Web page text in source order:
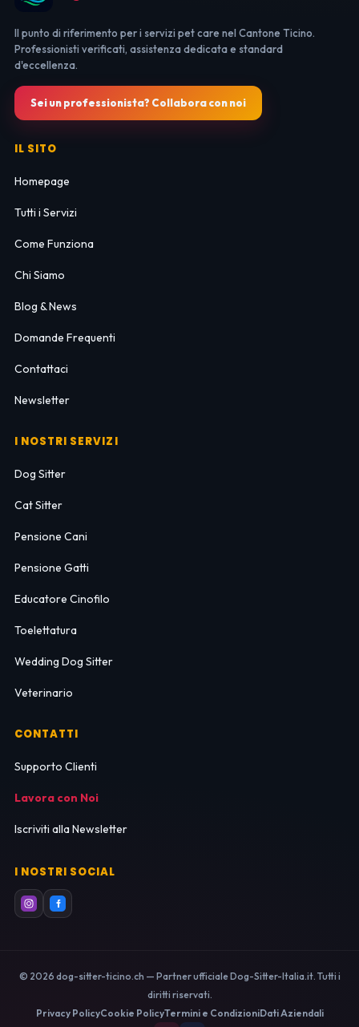
Il punto di riferimento per i servizi pet care nel Cantone Ticino.
Professionisti verificati, assistenza dedicata e standard
d'eccellenza.
Sei un professionista? Collabora con noi
IL SITO
Homepage
Tutti i Servizi
Come Funziona
Chi Siamo
Blog & News
Domande Frequenti
Contattaci
Newsletter
I NOSTRI SERVIZI
Dog Sitter
Cat Sitter
Pensione Cani
Pensione Gatti
Educatore Cinofilo
Toelettatura
Wedding Dog Sitter
Veterinario
CONTATTI
Supporto Clienti
Lavora con Noi
Iscriviti alla Newsletter
I NOSTRI SOCIAL
© 2026 dog-sitter-ticino.ch — Partner ufficiale Dog-Sitter-Italia.it. Tutti i
diritti riservati.
Privacy PolicyCookie PolicyTermini e CondizioniDati Aziendali